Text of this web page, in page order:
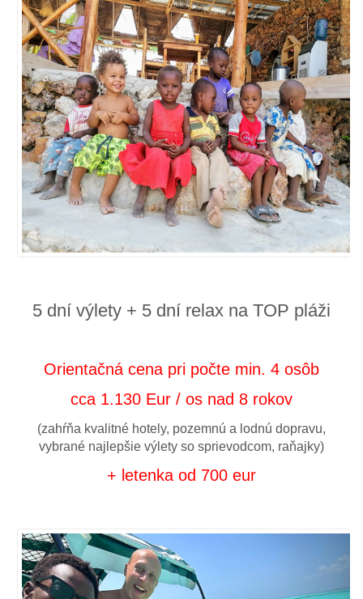
5 dní výlety + 5 dní relax na TOP pláži
Orientačná cena pri počte min. 4 osôb
cca 1.130 Eur / os nad 8 rokov
(zahŕňa kvalitné hotely, pozemnú a lodnú dopravu,
vybrané najlepšie výlety so sprievodcom, raňajky)
+ letenka od 700 eur